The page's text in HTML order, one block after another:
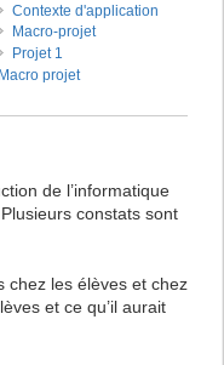
Contexte d'application
Macro-projet
Projet 1
Macro projet
de l’informatique
constats sont
chez les élèves et chez
et ce qu’il aurait